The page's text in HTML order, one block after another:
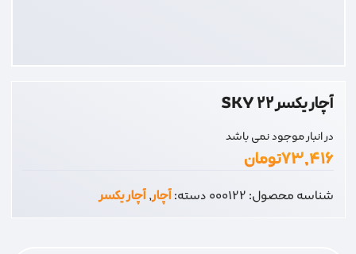
آچار یکسر 22 SKY
در انبار موجود نمی باشد
۷۳,۴۱۶تومان
شناسه محصول:000122دسته:آچار,آچار یکسر